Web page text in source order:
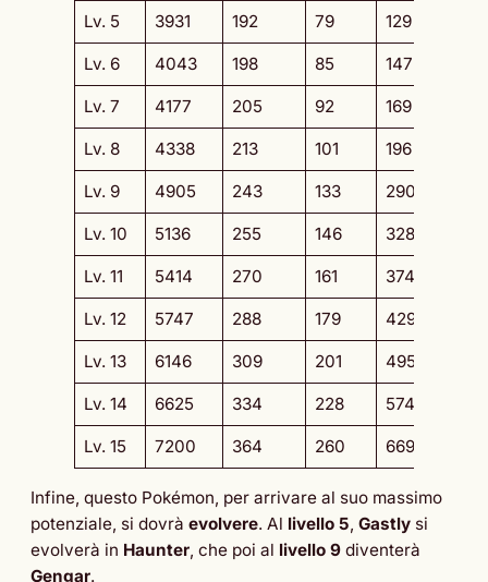
Lv. 5 3931 192 79 129
Lv. 6 4043 198 85 147
Lv. 7 4177 205 92 169
Lv. 8 4338 213 101 196
Lv. 9 4905 243 133 290
Lv. 10 5136 255 146 328
Lv. 11 5414 270 161 374
Lv. 12 5747 288 179 429
Lv. 13 6146 309 201 495
Lv. 14 6625 334 228 574
Lv. 15 7200 364 260 669
Infine, questo Pokémon, per arrivare al suo massimo
potenziale, si dovrà evolvere. Al livello 5, Gastly si
evolverà in Haunter, che poi al livello 9 diventerà
Gengar.